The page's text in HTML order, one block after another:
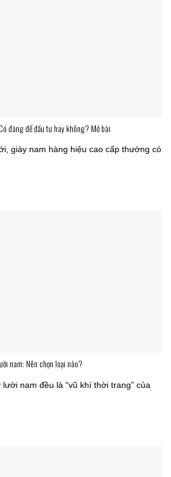
đáng để đầu tư hay không? Mở bài
giày nam hàng hiệu cao cấp thường có
nam: Nên chọn loại nào?
nam đều là “vũ khí thời trang” của